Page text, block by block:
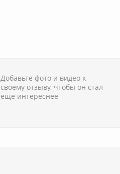
Добавьте фото и видео к
своему отзыву, чтобы он стал
еще интереснее